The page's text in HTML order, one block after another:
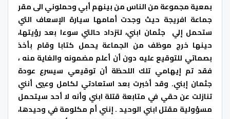
بمعية مجموعة من الناس من بينهم أبي وحملوني الى مقر
جماعة افريجة حيث وجدت أمامها سيارة الإسعاف التي
ستحمل إلي جثمان ابني، لتزداد حالتي سوءا بعد رؤيتها،
حينها خرج موظف من الجماعة يحمل كتابا وقام بأخذ
بصماتي للتوقيع عليه دون أن أعلم مضمونه والغاية منه ،
فقد تم إيهامي تلك اللحظة أن توقيعي سيسرع عودة
جثمان إبني. وقد أخبرت بعد استعادتي لكامل وعيي أنني
تنازلت عن حقي في متابعة قتلة ابني وأنه لا أحد سيتحمل
مسؤولية مقتل ابني الوحيد . إنني أم مكلومة في وحيدها،